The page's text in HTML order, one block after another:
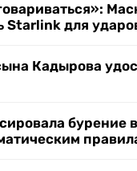
Starlink для
Кадырова
бурение